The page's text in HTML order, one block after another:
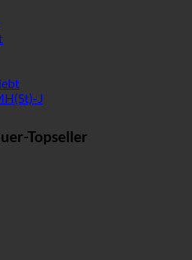
J
Topseller